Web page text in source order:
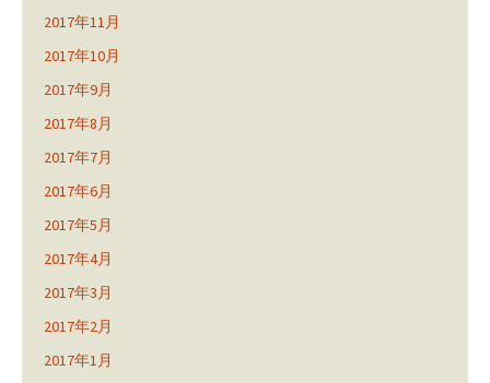
2017年11月
2017年10月
2017年9月
2017年8月
2017年7月
2017年6月
2017年5月
2017年4月
2017年3月
2017年2月
2017年1月